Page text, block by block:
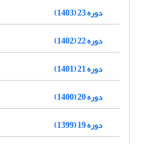
دوره 23 (1403)
دوره 22 (1402)
دوره 21 (1401)
دوره 20 (1400)
دوره 19 (1399)